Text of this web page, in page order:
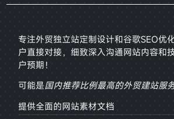
专注外贸独立站定制设计和谷歌SEO优
户直接对接， 细致深入沟通网站内容和
户预期！
可能是国内推荐比例最高的外贸建站服
提供全面的网站素材文档